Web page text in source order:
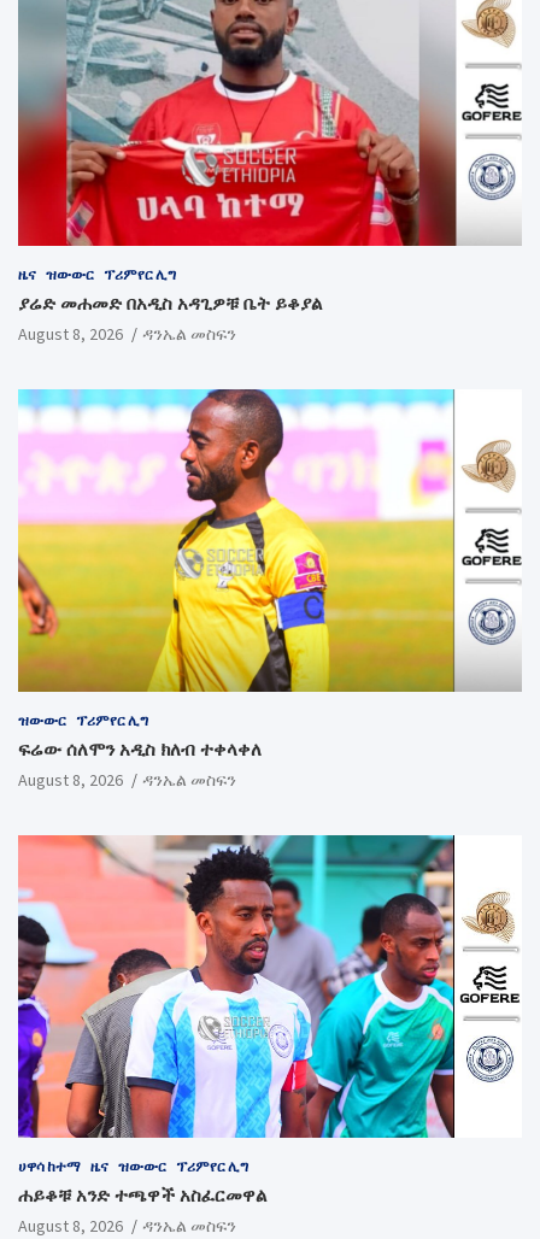
ዜና ዝውውር ፕሪምየር ሊግ
ያሬድ መሐመድ በአዲስ አዳጊዎቹ ቤት ይቆያል
August 8, 2026 ዳንኤል መስፍን
ዝውውር ፕሪምየር ሊግ
ፍሬው ሰለሞን አዲስ ክለብ ተቀላቀለ
August 8, 2026 ዳንኤል መስፍን
ሀዋሳ ከተማ ዜና ዝውውር ፕሪምየር ሊግ
ሐይቆቹ አንድ ተጫዋች አስፈርመዋል
August 8, 2026 ዳንኤል መስፍን